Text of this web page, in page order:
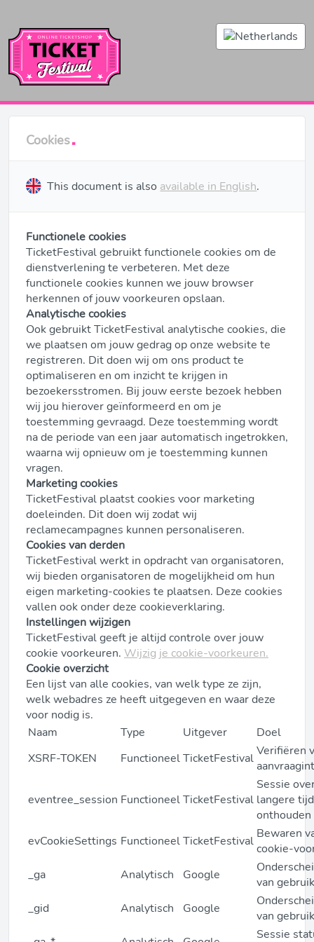
Cookies
This document is alsoavailable in English.
Functionele cookies
TicketFestival gebruikt functionele cookies om de
dienstverlening te verbeteren. Met deze
functionele cookies kunnen we jouw browser
herkennen of jouw voorkeuren opslaan.
Analytische cookies
Ook gebruikt TicketFestival analytische cookies, die
we plaatsen om jouw gedrag op onze website te
registreren. Dit doen wij om ons product te
optimaliseren en om inzicht te krijgen in
bezoekersstromen. Bij jouw eerste bezoek hebben
wij jou hierover geïnformeerd en om je
toestemming gevraagd. Deze toestemming wordt
na de periode van een jaar automatisch ingetrokken,
waarna wij opnieuw om je toestemming kunnen
vragen.
Marketing cookies
TicketFestival plaatst cookies voor marketing
doeleinden. Dit doen wij zodat wij
reclamecampagnes kunnen personaliseren.
Cookies van derden
TicketFestival werkt in opdracht van organisatoren,
wij bieden organisatoren de mogelijkheid om hun
eigen marketing-cookies te plaatsen. Deze cookies
vallen ook onder deze cookieverklaring.
Instellingen wijzigen
TicketFestival geeft je altijd controle over jouw
cookie voorkeuren. Wijzig je cookie-voorkeuren.
Cookie overzicht
Een lijst van alle cookies, van welk type ze zijn,
welk webadres ze heeft uitgegeven en waar deze
voor nodig is.
Naam
Type Uitgever
Doel
XSRF-TOKEN
FunctioneelTicketFestivalVerifiëren
eventree_session FunctioneelTicketFestival
Sessie
langere tijd
onthouden
evCookieSettings FunctioneelTicketFestival Bewaren
cookie-
_ga
Analytisch Google
van
_gid
Analytisch Google
van
Sessie